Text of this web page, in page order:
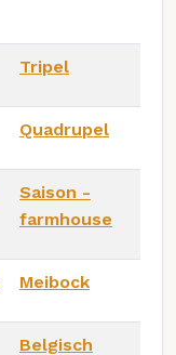
Tripel
Quadrupel
Saison -
farmhouse
Meibock
Belgisch